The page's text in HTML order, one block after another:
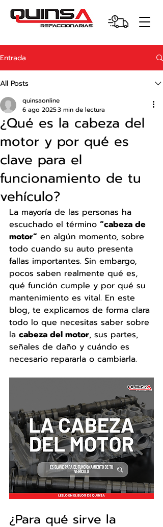
Entrada
All Posts
¿Qué es la cabeza del
motor y por qué es
clave para el
funcionamiento de tu
vehículo?
quinsaonline
6 ago 20253 min de lectura
La mayoría de las personas ha
escuchado el término “cabeza de
motor” en algún momento, sobre
todo cuando su auto presenta
fallas importantes. Sin embargo,
pocos saben realmente qué es,
qué función cumple y por qué su
mantenimiento es vital. En este
blog, te explicamos de forma clara
todo lo que necesitas saber sobre
la cabeza del motor, sus partes,
señales de daño y cuándo es
necesario repararla o cambiarla.
¿Para qué sirve la